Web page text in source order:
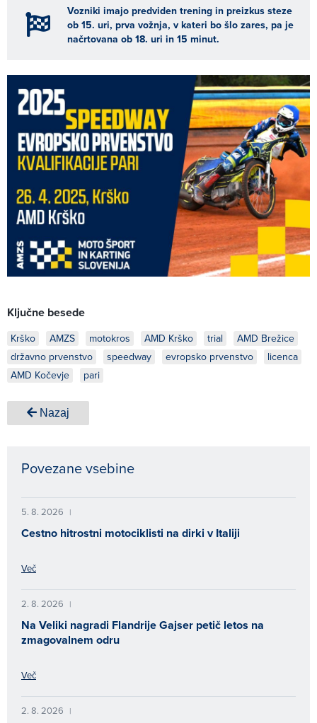
Vozniki imajo predviden trening in preizkus steze
ob 15. uri, prva vožnja, v kateri bo šlo zares, pa je
načrtovana ob 18. uri in 15 minut.
Ključne besede
Krško AMZS motokros AMD Krško trial
AMD Brežice
državno prvenstvo
speedway evropsko prvenstvo
licenca
AMD Kočevje
pari
Nazaj
Povezane vsebine
5. 8. 2026 |
Cestno hitrostni motociklisti na dirki v Italiji
Več
2. 8. 2026 |
Na Veliki nagradi Flandrije Gajser petič letos na
zmagovalnem odru
Več
2. 8. 2026 |